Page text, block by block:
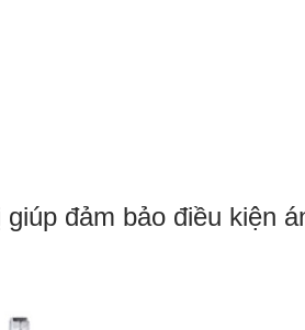
đảm bảo điều kiện